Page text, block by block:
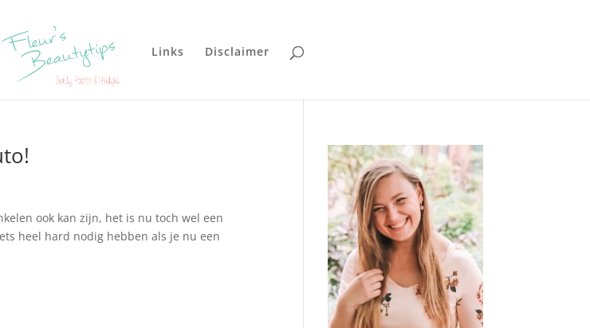
Links Disclaimer
ook kan zijn, het is nu toch wel een
heel hard nodig hebben als je nu een